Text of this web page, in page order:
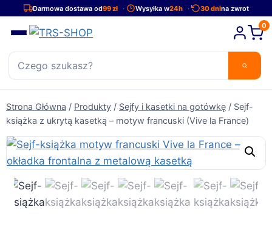
PrzejdźDarmowa dostawa od99 zł Wysyłka w24h 30 dnina zwrot
0
Strona Główna / Produkty / Sejfy i kasetki na gotówkę / Sejf-
książka z ukrytą kasetką – motyw francuski (Vive la France)